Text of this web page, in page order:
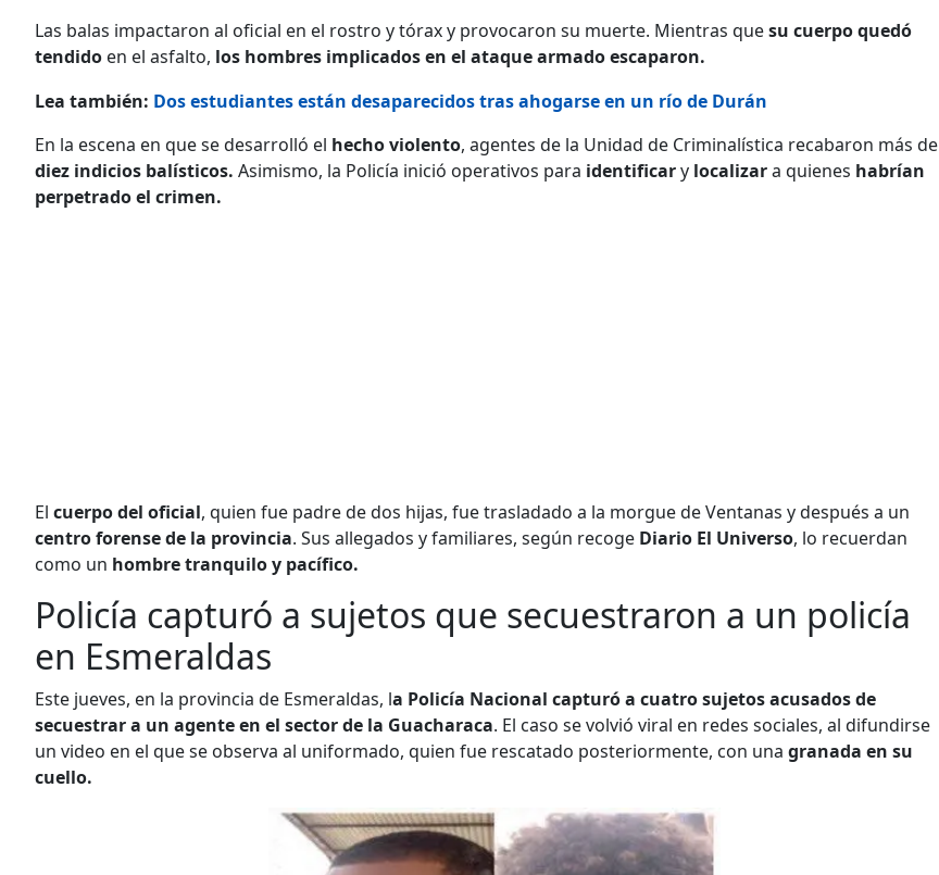
Las balas impactaron al oficial en el rostro y tórax y provocaron su muerte. Mientras quesu cuerpo quedó
tendido en el asfalto, los hombres implicados en el ataque armado escaparon.
Lea también: Dos estudiantes están desaparecidos tras ahogarse en un río de Durán
En la escena en que se desarrolló el hecho violento, agentes de la Unidad de Criminalística recabaron más de
diez indicios balísticos. Asimismo, la Policía inició operativos para identificary localizara quienes habrían
perpetrado el crimen.
El cuerpo del oficial, quien fue padre de dos hijas, fue trasladado a la morgue de Ventanas y después a un
centro forense de la provincia. Sus allegados y familiares, según recoge Diario El Universo, lo recuerdan
como un hombre tranquilo y pacífico.
Policía capturó a sujetos que secuestraron a un policía
en Esmeraldas
Este jueves, en la provincia de Esmeraldas, la Policía Nacional capturó a cuatro sujetos acusados de
secuestrar a un agente en el sector de la Guacharaca. El caso se volvió viral en redes sociales, al difundirse
un video en el que se observa al uniformado, quien fue rescatado posteriormente, con una granada en su
cuello.